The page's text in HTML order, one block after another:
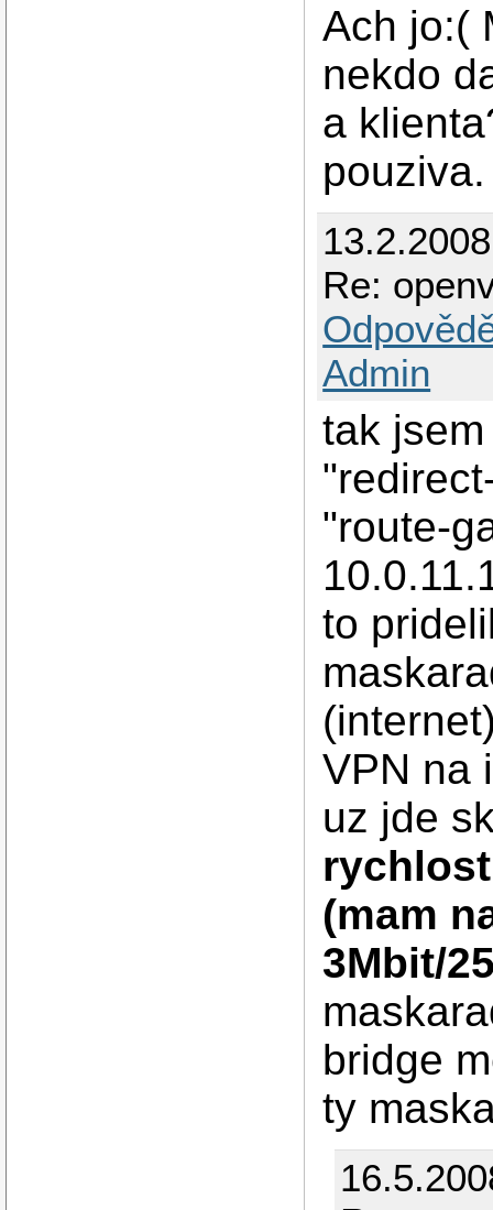
Ach jo:(
nekdo
a
pouziva.
Re:
Admin
tak
"route-
to
VPN na
uz jde
(mam
3Mbit/
bridge
ty